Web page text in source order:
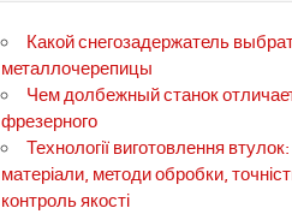
Какой снегозадержатель
металлочерепицы
Чем долбежный станок
фрезерного
Технології виготовлення втулок:
матеріали, методи обробки,
контроль якості